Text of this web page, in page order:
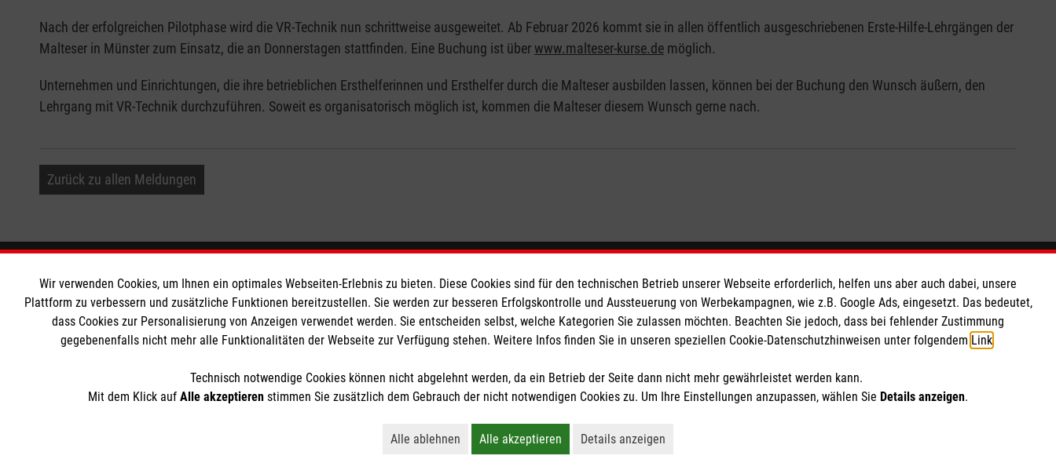
Nach der erfolgreichen Pilotphase wird die VR-Technik nun schrittweise ausgeweitet. Ab Februar 2026 kommt sie in allen öffentlich ausgeschriebenen Erste-Hilfe-Lehrgängen der
Malteser in Münster zum Einsatz, die an Donnerstagen stattfinden. Eine Buchung ist überwww.malteser-kurse.de möglich.
Unternehmen und Einrichtungen, die ihre betrieblichen Ersthelferinnen und Ersthelfer durch die Malteser ausbilden lassen, können bei der Buchung den Wunsch äußern, den
Lehrgang mit VR-Technik durchzuführen. Soweit es organisatorisch möglich ist, kommen die Malteser diesem Wunsch gerne nach.
Zurück zu allen Meldungen
Informationen
Impressum
Datenschutz
Die Malteser
Malteser in Deutschland
Malteserorden
Spendenkonto
Empfänger: Malteser Hilfsdienst e.V.
Bank: Pax-Bank für Kirche und Caritas eG
BIC: GENODED1PA7
So finden Sie uns
Hellweg 267
45721 Haltern am See
info.haltern@malteser.org
Wir verwenden Cookies, um Ihnen ein optimales Webseiten-Erlebnis zu bieten. Diese Cookies sind für den technischen Betrieb unserer Webseite erforderlich, helfen uns aber auch dabei, unsere
Plattform zu verbessern und zusätzliche Funktionen bereitzustellen. Sie werden zur besseren Erfolgskontrolle und Aussteuerung von Werbekampagnen, wie z.B. Google Ads, eingesetzt. Das bedeutet,
dass Cookies zur Personalisierung von Anzeigen verwendet werden. Sie entscheiden selbst, welche Kategorien Sie zulassen möchten. Beachten Sie jedoch, dass bei fehlender Zustimmung
gegebenenfalls nicht mehr alle Funktionalitäten der Webseite zur Verfügung stehen. Weitere Infos finden Sie in unseren speziellen Cookie-Datenschutzhinweisen unter folgendem Link
Technisch notwendige Cookies können nicht abgelehnt werden, da ein Betrieb der Seite dann nicht mehr gewährleistet werden kann.
Mit dem Klick auf Alle akzeptieren stimmen Sie zusätzlich dem Gebrauch der nicht notwendigen Cookies zu. Um Ihre Einstellungen anzupassen, wählen Sie Details anzeigen.
Alle ablehnen
Lehnt alle nicht-essentiellen Cookies ab
Alle akzeptieren
Akzeptiert alle Cookies einschließlich Marketing und Analyse
Details anzeigen